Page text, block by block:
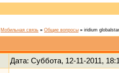
Мобильная связь » Общие вопросы » iridium
Дата: Суббота, 12-11-2011,